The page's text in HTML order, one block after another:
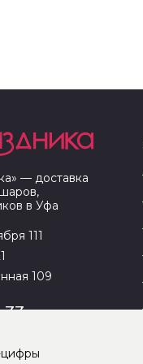
» — доставка
в Уфа
111
109